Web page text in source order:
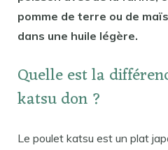
pomme de terre ou de
dans une huile légère.
Quelle est la
katsu don ?
Le poulet katsu est un plat